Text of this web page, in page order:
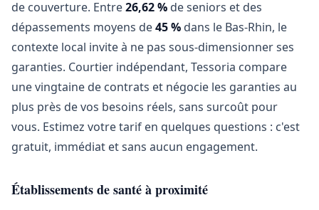
de couverture. Entre26,62 % de seniors et des
dépassements moyens de45 % dans le Bas-Rhin, le
contexte local invite à ne pas sous-dimensionner ses
garanties. Courtier indépendant, Tessoria compare
une vingtaine de contrats et négocie les garanties au
plus près de vos besoins réels, sans surcoût pour
vous. Estimez votre tarif en quelques questions : c'est
gratuit, immédiat et sans aucun engagement.
Établissements de santé à proximité